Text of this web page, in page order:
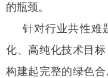
的瓶颈。
针对行业共性难
化、高纯化技术目
构建起完整的绿色